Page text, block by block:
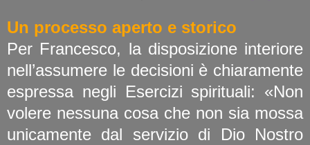
Un processo aperto e storico
Per Francesco, la disposizione interiore
nell’assumere le decisioni è chiaramente
espressa negli Esercizi spirituali: «Non
volere nessuna cosa che non sia mossa
unicamente dal servizio di Dio Nostro